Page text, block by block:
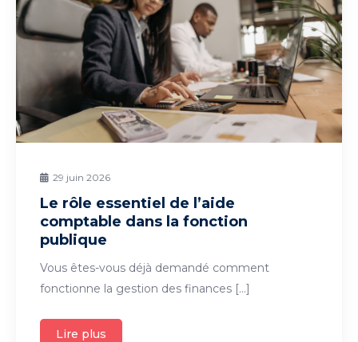
29 juin 2026
Le rôle essentiel de l’aide
comptable dans la fonction
publique
Vous êtes-vous déjà demandé comment
fonctionne la gestion des finances […]
Lire plus